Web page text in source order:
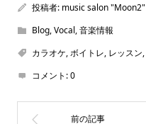
投稿者: music salon "Moon2"
Blog,Vocal,音楽情報
カラオケ,ボイトレ, レッスン,
コメント:0